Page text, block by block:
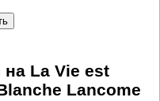
La Vie est
Lancome